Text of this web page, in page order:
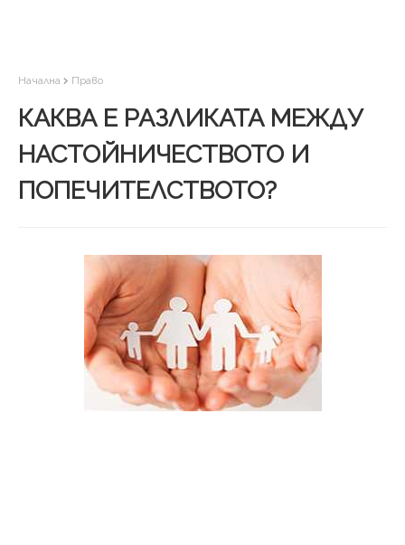
Начална Право
КАКВА Е РАЗЛИКАТА МЕЖДУ
НАСТОЙНИЧЕСТВОТО И
ПОПЕЧИТЕЛСТВОТО?